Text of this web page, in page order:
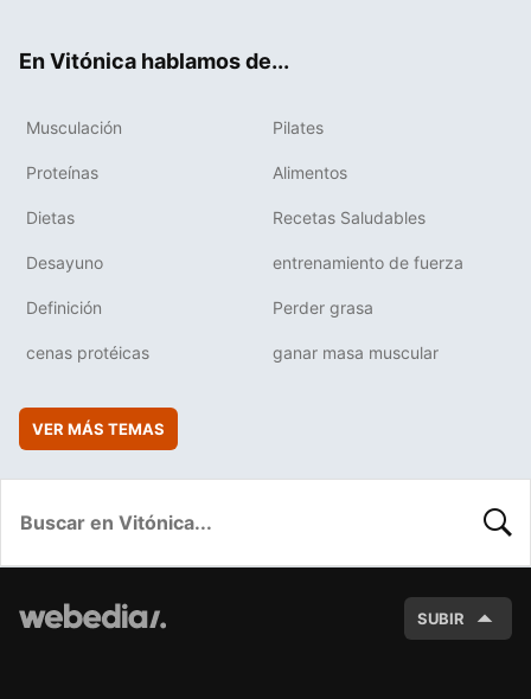
En Vitónica hablamos de...
Musculación Pilates
Proteínas Alimentos
Dietas Recetas Saludables
Desayuno entrenamiento de fuerza
Definición Perder grasa
cenas protéicas ganar masa muscular
VER MÁS TEMAS
SUBIR